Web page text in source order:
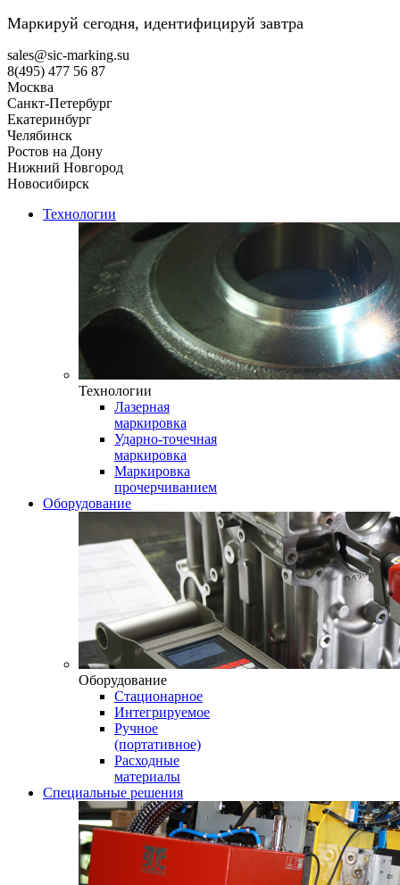
Маркируй сегодня, идентифицируй завтра
sales@sic-marking.su
8(495) 477 56 87
Москва
Санкт-Петербург
Екатеринбург
Челябинск
Ростов на Дону
Нижний Новгород
Новосибирск
Технологии
Технологии
Лазерная
маркировка
Ударно-точечная
маркировка
Маркировка
прочерчиванием
Оборудование
Оборудование
Стационарное
Интегрируемое
Ручное
(портативное)
Расходные
материалы
Специальные решения